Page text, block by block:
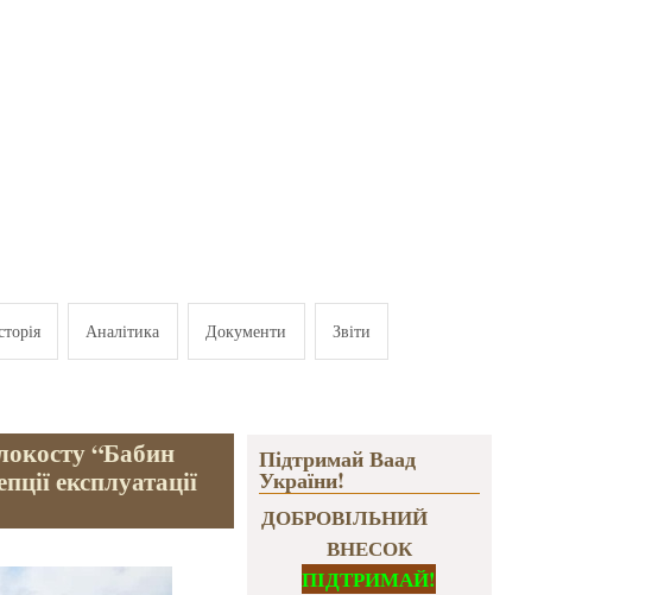
Аналітика Документи Звіти
“Бабин
експлуатації
Підтримай Ваад
України!
ДОБРОВІЛЬНИЙ
ВНЕСОК
ПІДТРИМАЙ!